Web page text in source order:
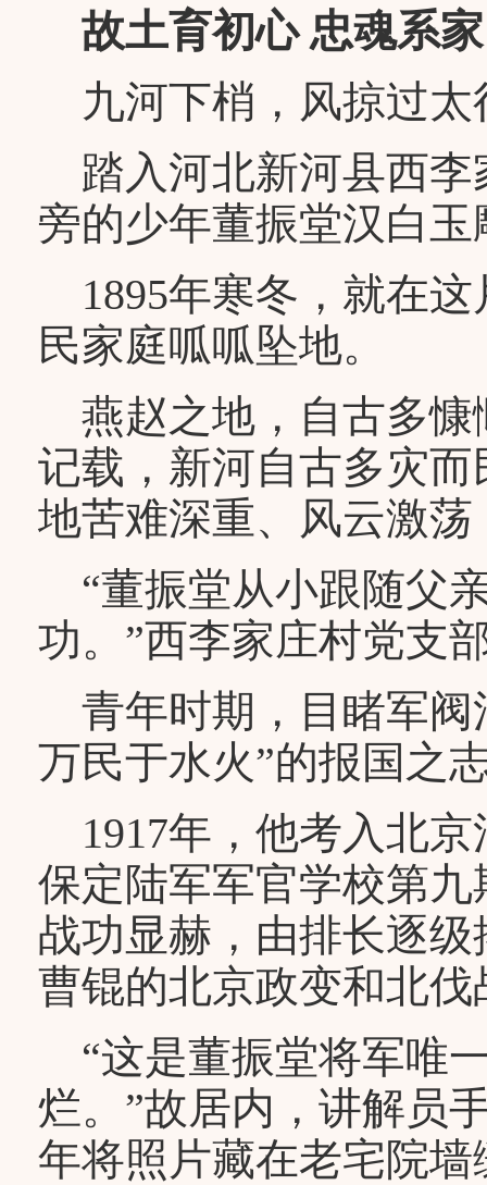
故土育初心 忠魂系
九河下梢，风掠过太
踏入河北新河县西李
旁的少年董振堂汉白
1895年寒冬，就在这
民家庭呱呱坠地。
燕赵之地，自古多慷
记载，新河自古多灾
地苦难深重、风云激
“董振堂从小跟随父
功。”西李家庄村党支
青年时期，目睹军阀
万民于水火”的报国之
1917年，他考入北京
保定陆军军官学校第
战功显赫，由排长逐
曹锟的北京政变和北伐
“这是董振堂将军唯
烂。”故居内，讲解员
年将照片藏在老宅院